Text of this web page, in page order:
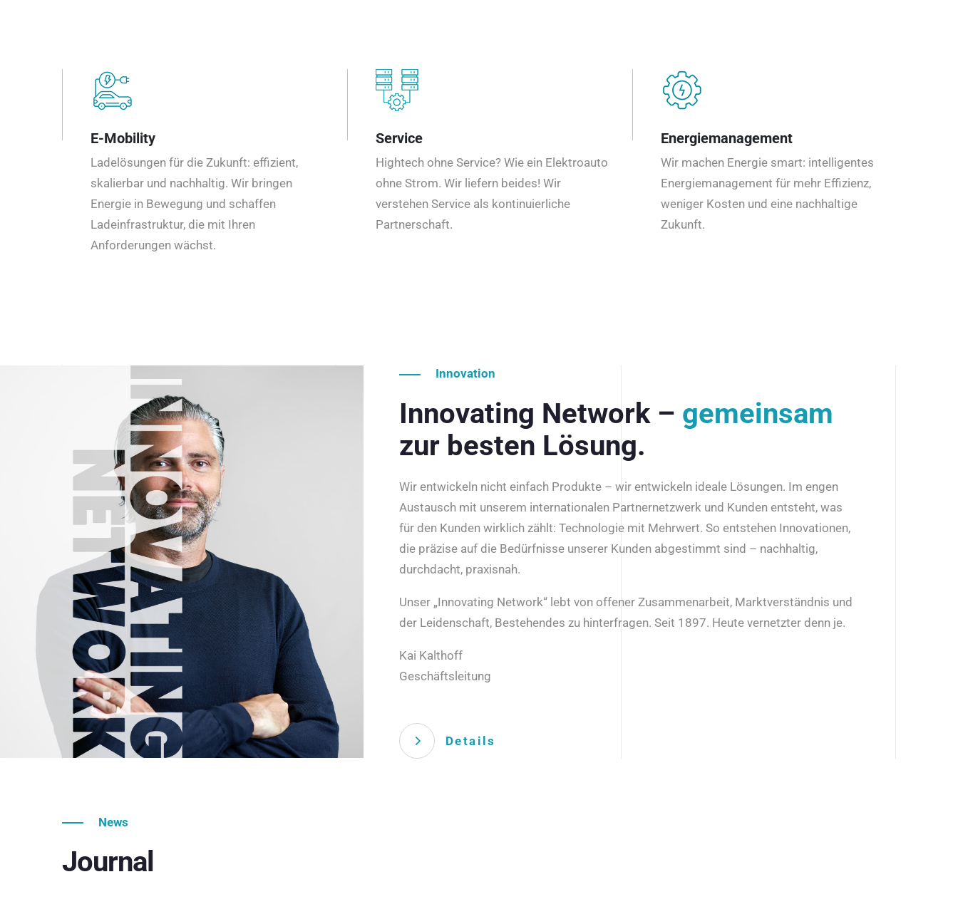
E-Mobility
Ladelösungen für die Zukunft: effizient,
skalierbar und nachhaltig. Wir bringen
Energie in Bewegung und schaffen
Ladeinfrastruktur, die mit Ihren
Anforderungen wächst.
Service
Hightech ohne Service? Wie ein Elektroauto
ohne Strom. Wir liefern beides! Wir
verstehen Service als kontinuierliche
Partnerschaft.
Energiemanagement
Wir machen Energie smart: intelligentes
Energiemanagement für mehr Effizienz,
weniger Kosten und eine nachhaltige
Zukunft.
Innovation
Innovating Network – gemeinsam
zur besten Lösung.
Wir entwickeln nicht einfach Produkte – wir entwickeln ideale Lösungen. Im engen
Austausch mit unserem internationalen Partnernetzwerk und Kunden entsteht, was
für den Kunden wirklich zählt: Technologie mit Mehrwert. So entstehen Innovationen,
die präzise auf die Bedürfnisse unserer Kunden abgestimmt sind – nachhaltig,
durchdacht, praxisnah.
Unser „Innovating Network“ lebt von offener Zusammenarbeit, Marktverständnis und
der Leidenschaft, Bestehendes zu hinterfragen. Seit 1897. Heute vernetzter denn je.
Kai Kalthoff
Geschäftsleitung
Details
News
Journal